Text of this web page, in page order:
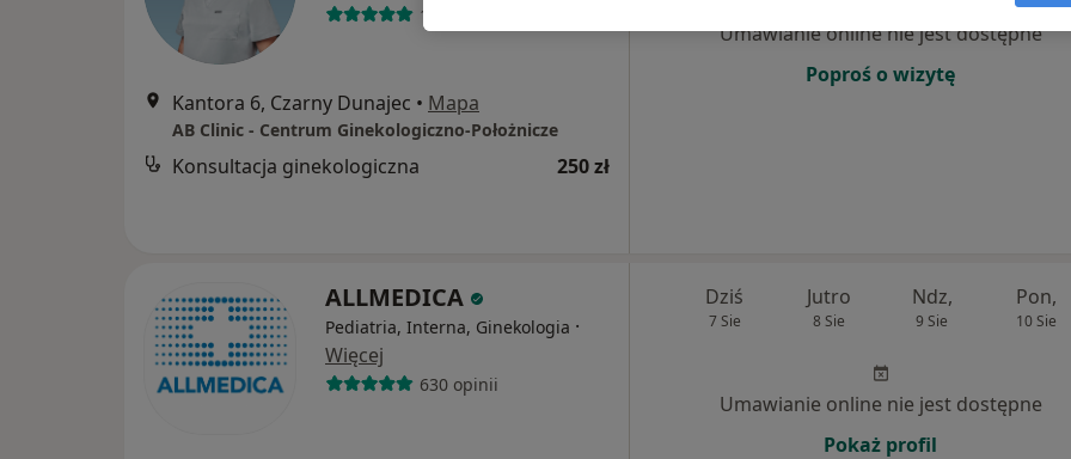
133 opinie
Kantora 6, Czarny Dunajec • Mapa
AB Clinic - Centrum Ginekologiczno-Położnicze
Konsultacja ginekologiczna 250 zł
Umawianie online nie jest dostępne
Poproś o wizytę
ALLMEDICA
Pediatria, Interna, Ginekologia ·
Więcej
630 opinii
Dziś
7 Sie
Jutro
8 Sie
Ndz,
9 Sie
Pon,
10 Sie
Umawianie online nie jest dostępne
Pokaż profil